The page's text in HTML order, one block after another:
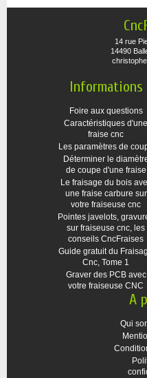
14 rue
14490
Informations
Foire aux questions
Caractéristiques d'une
fraise cnc
Les paramètres de
Déterminer le
de coupe d'une fraise
Le fraisage du bois
une fraise carbure sur
votre fraiseuse cnc
Pointes javelots,
sur fraiseuse cnc, les
conseils CncFraises
Guide gratuit du
Cnc, Tome 1
Graver des PCB avec
votre fraiseuse CNC
A
Qui